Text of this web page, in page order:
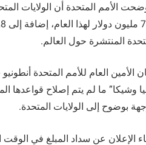
المنتشرة حول العالم.
الأمين العام للأمم المتحدة
بوضوح إلى الولايات المتحدة.
الإعلان عن سداد المبلغ في